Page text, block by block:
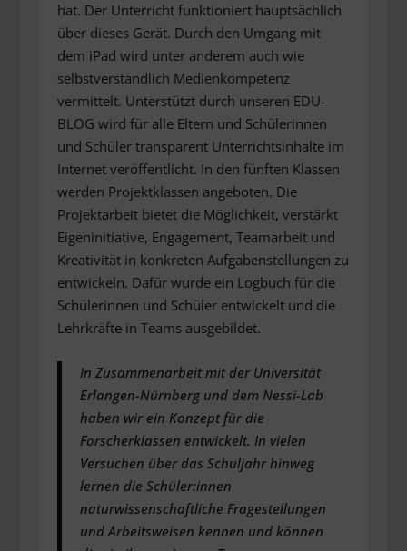
hat. Der Unterricht funktioniert hauptsächlich
über dieses Gerät. Durch den Umgang mit
dem iPad wird unter anderem auch wie
selbstverständlich Medienkompetenz
vermittelt. Unterstützt durch unseren EDU-
BLOG wird für alle Eltern und Schülerinnen
und Schüler transparent Unterrichtsinhalte im
Internet veröffentlicht. In den fünften Klassen
werden Projektklassen angeboten. Die
Projektarbeit bietet die Möglichkeit, verstärkt
Eigeninitiative, Engagement, Teamarbeit und
Kreativität in konkreten Aufgabenstellungen zu
entwickeln. Dafür wurde ein Logbuch für die
Schülerinnen und Schüler entwickelt und die
Lehrkräfte in Teams ausgebildet.
In Zusammenarbeit mit der Universität
Erlangen-Nürnberg und dem Nessi-Lab
haben wir ein Konzept für die
Forscherklassen entwickelt. In vielen
Versuchen über das Schuljahr hinweg
lernen die Schüler:innen
naturwissenschaftliche Fragestellungen
und Arbeitsweisen kennen und können